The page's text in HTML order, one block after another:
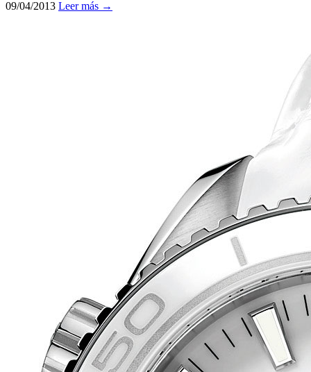
09/04/2013 Leer más →